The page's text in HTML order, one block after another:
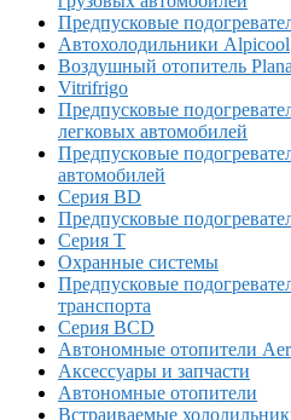
Предпусковые
Автохолодильники Alpicool
Воздушный отопитель
Vitrifrigo
Предпусковые
легковых автомобилей
Предпусковые
автомобилей
Серия BD
Предпусковые
Серия T
Охранные системы
Предпусковые
транспорта
Серия BCD
Автономные отопители Аer
Аксессуары и запчасти
Автономные отопители
Встраиваемые